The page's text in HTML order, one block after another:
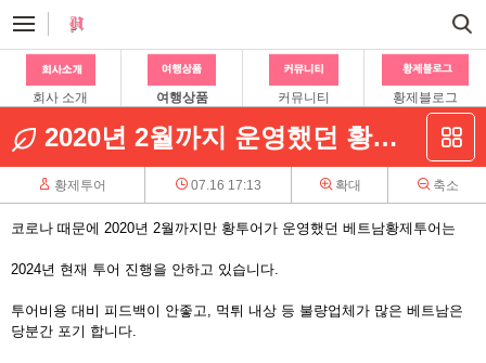
회사 소개 여행상품 커뮤니티 황제블로그
2020년 2월까지 운영했던 황투어 직영 베트남황제투어
황제투어 07.16 17:13 확대 축소
코로나 때문에 2020년 2월까지만 황투어가 운영했던 베트남황제투어는
2024년 현재 투어 진행을 안하고 있습니다.
투어비용 대비 피드백이 안좋고, 먹튀 내상 등 불량업체가 많은 베트남은
당분간 포기 합니다.